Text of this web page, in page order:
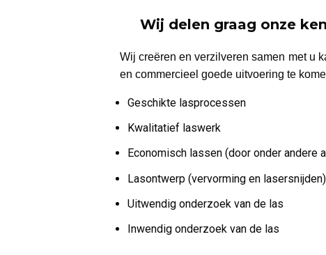
Wij delen graag onze
Wij creëren en verzilveren samen met u
en commercieel goede uitvoering te
Geschikte lasprocessen
Kwalitatief laswerk
Economisch lassen (door onder andere
Lasontwerp (vervorming en lasersnijden)
Uitwendig onderzoek van de las
Inwendig onderzoek van de las